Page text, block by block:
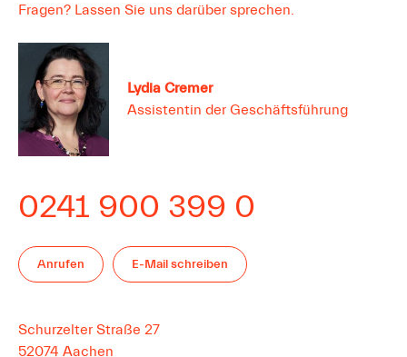
Fragen? Lassen Sie uns darüber sprechen.
Lydia Cremer
Assistentin der Geschäftsführung
0241 900 399 0
Anrufen E-Mail schreiben
Schurzelter Straße 27
52074 Aachen